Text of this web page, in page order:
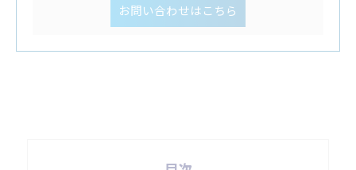
お問い合わせはこちら